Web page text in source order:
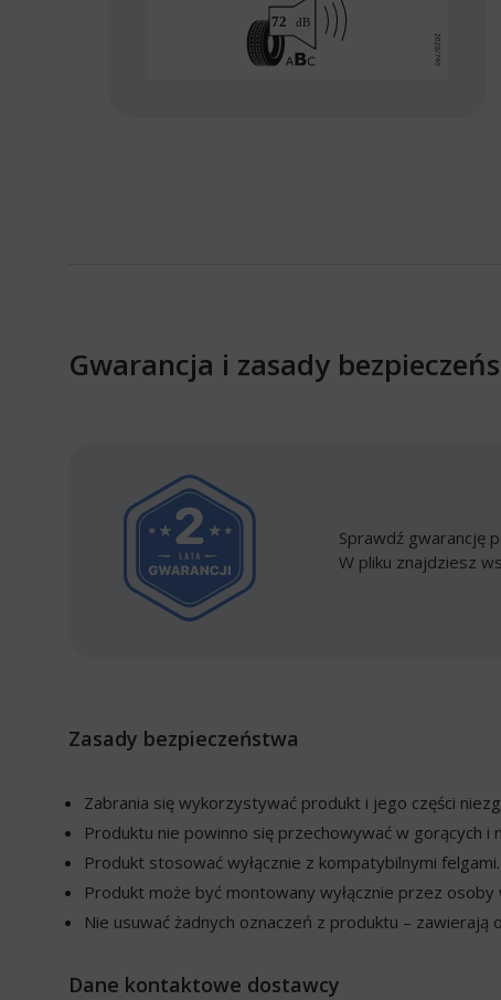
Gwarancja i zasady
Sprawdź gwarancję
W pliku znajdziesz
Zasady bezpieczeństwa
Zabrania się wykorzystywać produkt i jego części
Produktu nie powinno się przechowywać w gorących i
Produkt stosować wyłącznie z kompatybilnymi felgami.
Produkt może być montowany wyłącznie przez
Nie usuwać żadnych oznaczeń z produktu –
Dane kontaktowe dostawcy